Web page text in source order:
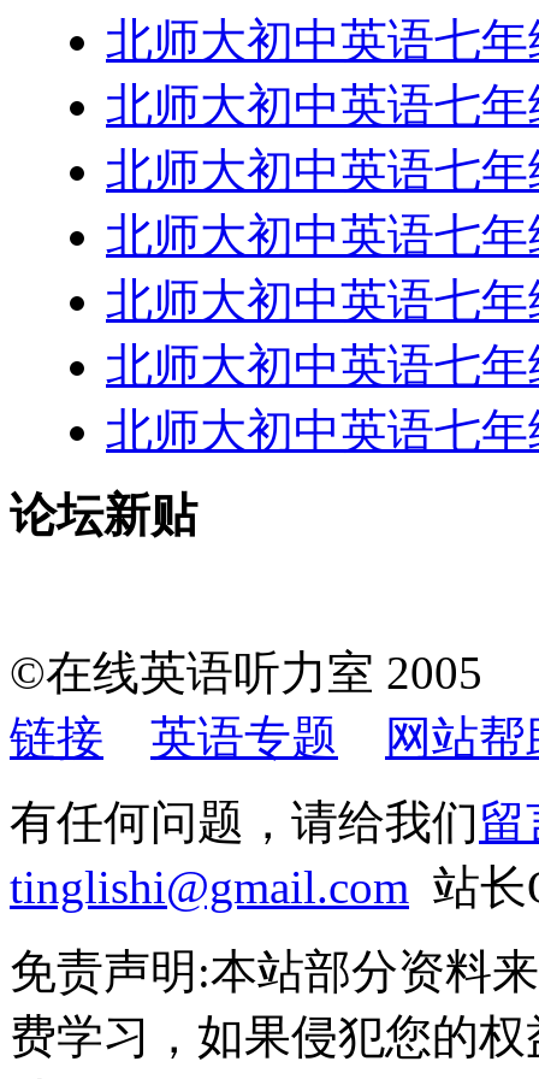
北师大初中英语七
北师大初中英语七
北师大初中英语七
北师大初中英语七
北师大初中英语七年
北师大初中英语七年
北师大初中英语七
论坛新贴
©在线英语听力室
链接
英语专题
网站帮
有任何问题，请给我们留
tinglishi@gmail.com 站长
免责声明:本站部分资料
费学习，如果侵犯您的